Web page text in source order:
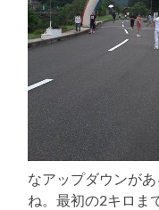
なアップダウンが
ね。最初の2キロま